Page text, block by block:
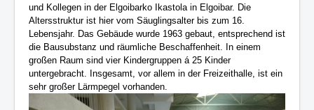
und Kollegen in der Elgoibarko Ikastola in Elgoibar. Die
Altersstruktur ist hier vom Säuglingsalter bis zum 16.
Lebensjahr. Das Gebäude wurde 1963 gebaut, entsprechend ist
die Bausubstanz und räumliche Beschaffenheit. In einem
großen Raum sind vier Kindergruppen á 25 Kinder
untergebracht. Insgesamt, vor allem in der Freizeithalle, ist ein
sehr großer Lärmpegel vorhanden.